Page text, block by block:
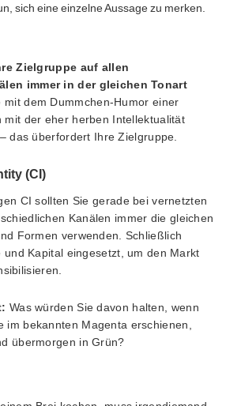
sich eine einzelne Aussage zu merken.
Zielgruppe auf allen
immer in der gleichen Tonart
mit dem Dummchen-Humor einer
mit der eher herben Intellektualität
das überfordert Ihre Zielgruppe.
(CI)
CI sollten Sie gerade bei vernetzten
Kanälen immer die gleichen
Formen verwenden. Schließlich
und Kapital eingesetzt, um den Markt
Was würden Sie davon halten, wenn
im bekannten Magenta erschienen,
übermorgen in Grün?